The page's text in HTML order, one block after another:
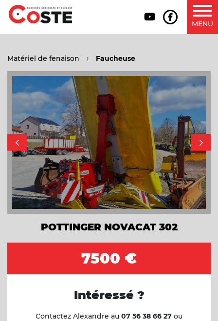
MENU
Matériel de fenaison › Faucheuse
POTTINGER NOVACAT 302
7500 €
Intéressé ?
Contactez Alexandre au 07 56 38 66 27 ou